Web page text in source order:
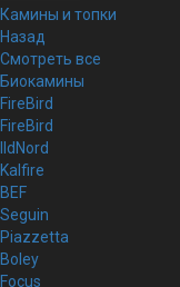
Камины и топки
Назад
Смотреть все
Биокамины
FireBird
FireBird
IldNord
Kalfire
BEF
Seguin
Piazzetta
Boley
Focus